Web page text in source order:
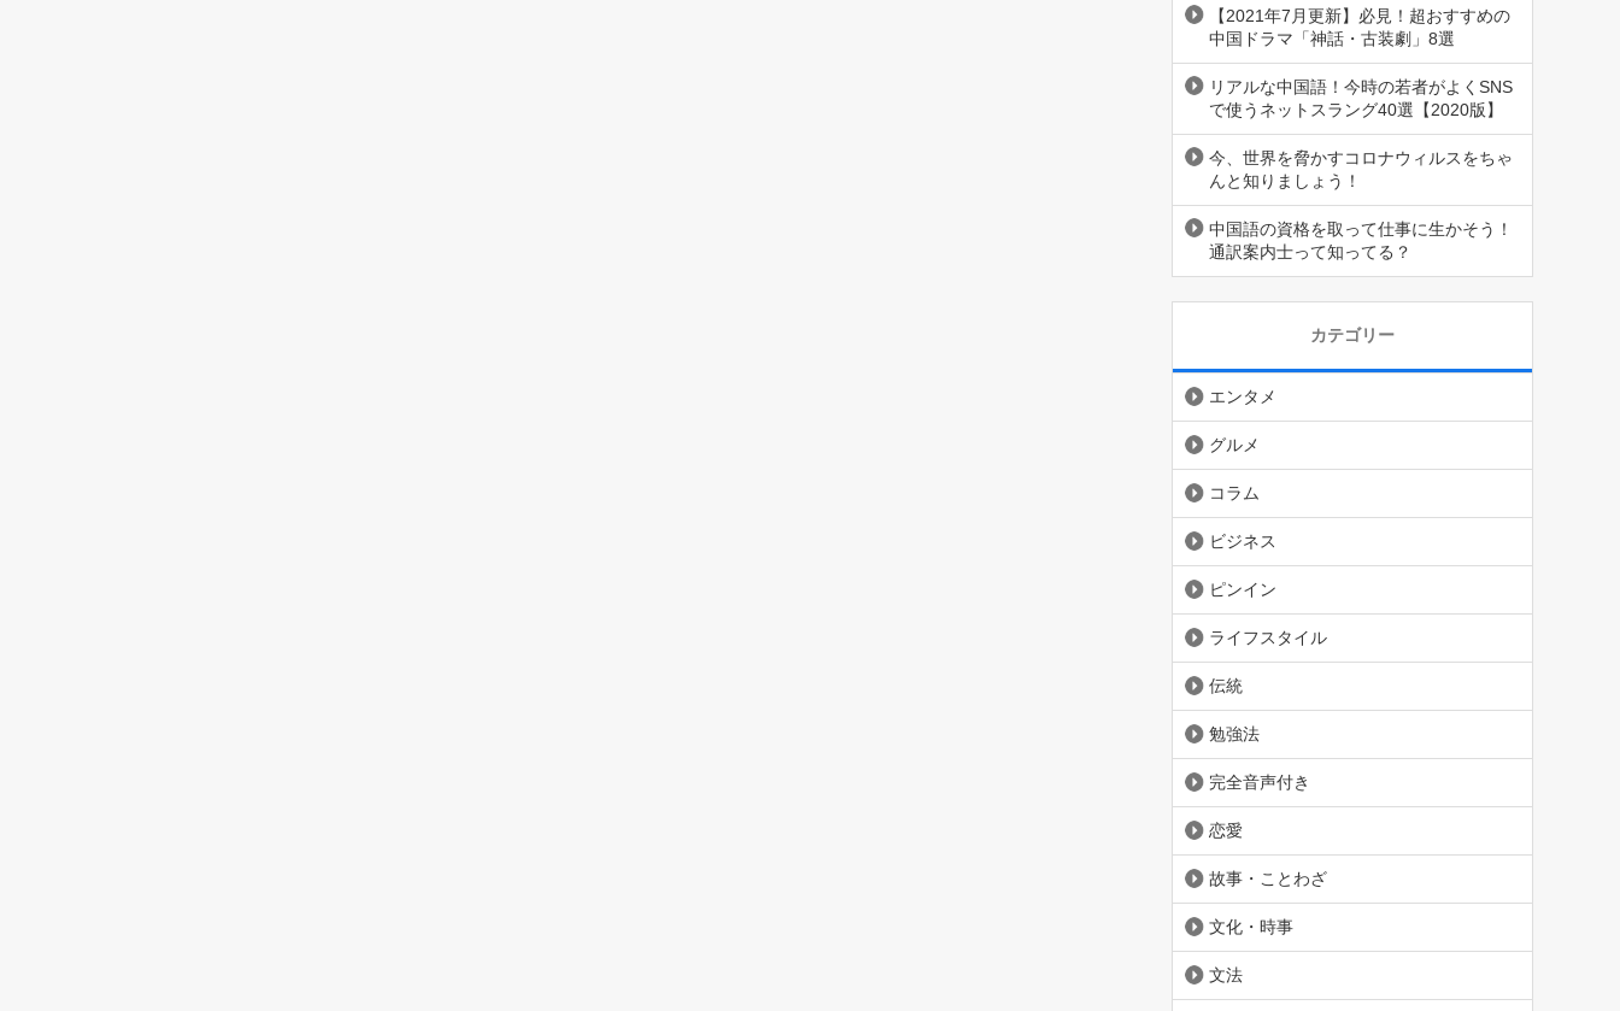
【2021年7月更新】必見！超おすすめの
中国ドラマ「神話・古装劇」8選
リアルな中国語！今時の若者がよくSNS
で使うネットスラング40選【2020版】
今、世界を脅かすコロナウィルスをちゃ
んと知りましょう！
中国語の資格を取って仕事に生かそう！
通訳案内士って知ってる？
カテゴリー
エンタメ
グルメ
コラム
ビジネス
ピンイン
ライフスタイル
伝統
勉強法
完全音声付き
恋愛
故事・ことわざ
文化・時事
文法